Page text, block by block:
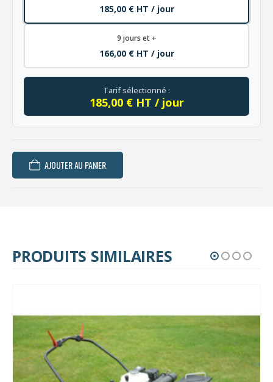
185,00 € HT / jour
9 jours et +
166,00 € HT / jour
Tarif sélectionné :
185,00 € HT / jour
AJOUTER AU PANIER
PRODUITS SIMILAIRES